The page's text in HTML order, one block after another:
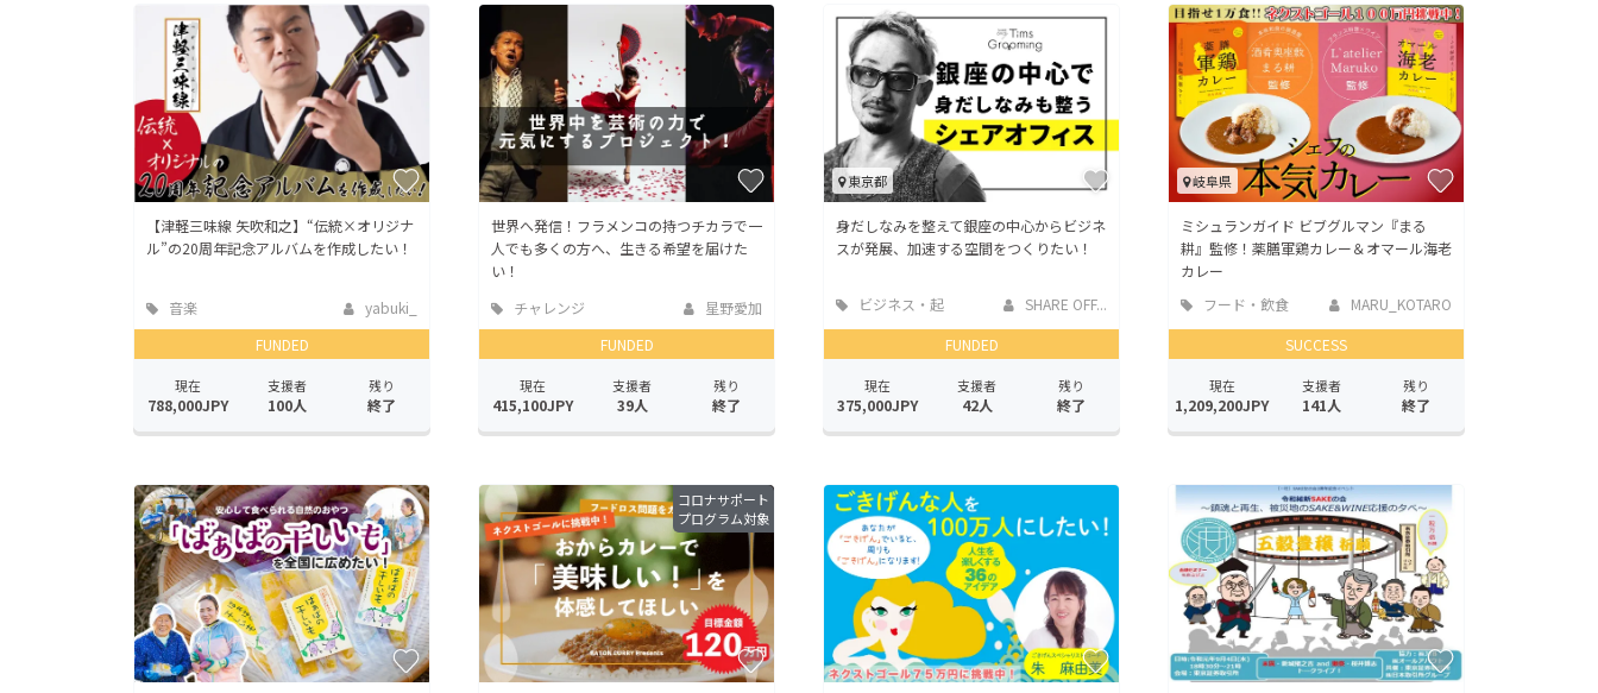
【津軽三味線 矢吹和之】“伝統×オリジナ
ル”の20周年記念アルバムを作成したい！
音楽
yabuki_
FUNDED
現在
788,000JPY
支援者
100人
残り
終了
世界へ発信！フラメンコの持つチカラで一
人でも多くの方へ、生きる希望を届けた
い！
チャレンジ
星野愛加
FUNDED
現在
415,100JPY
支援者
39人
残り
終了
東京都
身だしなみを整えて銀座の中心からビジネ
スが発展、加速する空間をつくりたい！
ビジネス・起
業
SHARE OFF...
FUNDED
現在
375,000JPY
支援者
42人
残り
終了
岐阜県
ミシュランガイド ビブグルマン『まる
耕』監修！薬膳軍鶏カレー＆オマール海老
カレー
フード・飲食
店
MARU_KOTARO
SUCCESS
現在
1,209,200JPY
支援者
141人
残り
終了
コロナサポート
プログラム対象